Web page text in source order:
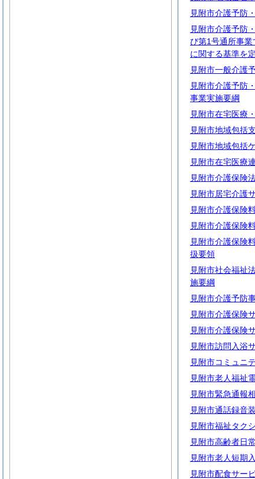
見附市介護予防
見附市介護予防
び第1号通所事
に関する基準を
見附市一般介護
見附市介護予防
事業実施要綱
見附市在宅医療
見附市地域包括
見附市地域包括
見附市在宅医療
見附市介護保険
見附市居宅介護
見附市介護保険
見附市介護保険
見附市介護保険
扱要領
見附市社会福祉
施要綱
見附市介護予防
見附市介護保険
見附市介護保険
見附市訪問入浴
見附市コミュニ
見附市老人福祉
見附市緊急通報
見附市通話録音
見附市福祉タク
見附市高齢者日
見附市老人短期
見附市配食サー